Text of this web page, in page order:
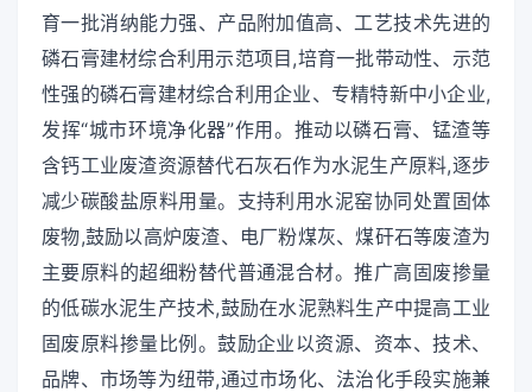
育一批消纳能力强、产品附加值高、工艺技术先进的
磷石膏建材综合利用示范项目,培育一批带动性、示范
性强的磷石膏建材综合利用企业、专精特新中小企业,
发挥“城市环境净化器”作用。推动以磷石膏、锰渣等
含钙工业废渣资源替代石灰石作为水泥生产原料,逐步
减少碳酸盐原料用量。支持利用水泥窑协同处置固体
废物,鼓励以高炉废渣、电厂粉煤灰、煤矸石等废渣为
主要原料的超细粉替代普通混合材。推广高固废掺量
的低碳水泥生产技术,鼓励在水泥熟料生产中提高工业
固废原料掺量比例。鼓励企业以资源、资本、技术、
品牌、市场等为纽带,通过市场化、法治化手段实施兼